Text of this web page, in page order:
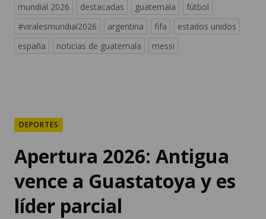
mundial 2026 destacadas guatemala
fútbol
#viralesmundial2026
argentina fifa
estados unidos
españa
noticias de guatemala messi
DEPORTES
Apertura 2026: Antigua
vence a Guastatoya y es
líder parcial